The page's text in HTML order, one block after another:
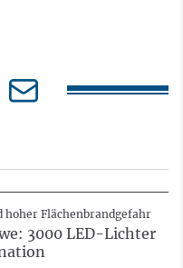
Flächenbrandgefahr
3000 LED-Lichter